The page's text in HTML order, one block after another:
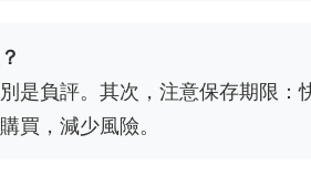
是負評。其次，注意保存期限：
買，減少風險。